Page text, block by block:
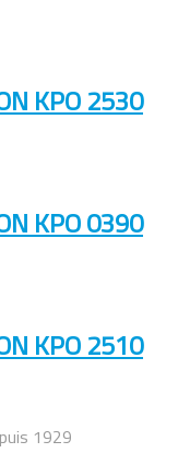
KPO 2530
KPO 0390
KPO 2510
1929